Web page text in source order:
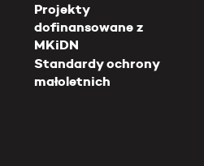
Projekty
dofinansowane z
MKiDN
Standardy ochrony
małoletnich